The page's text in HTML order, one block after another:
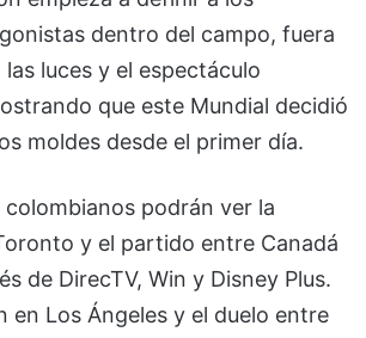
dentro del campo, fuera
las luces y el espectáculo
que este Mundial decidió
moldes desde el primer día.
colombianos podrán ver la
y el partido entre Canadá
de DirecTV, Win y Disney Plus.
en Los Ángeles y el duelo entre